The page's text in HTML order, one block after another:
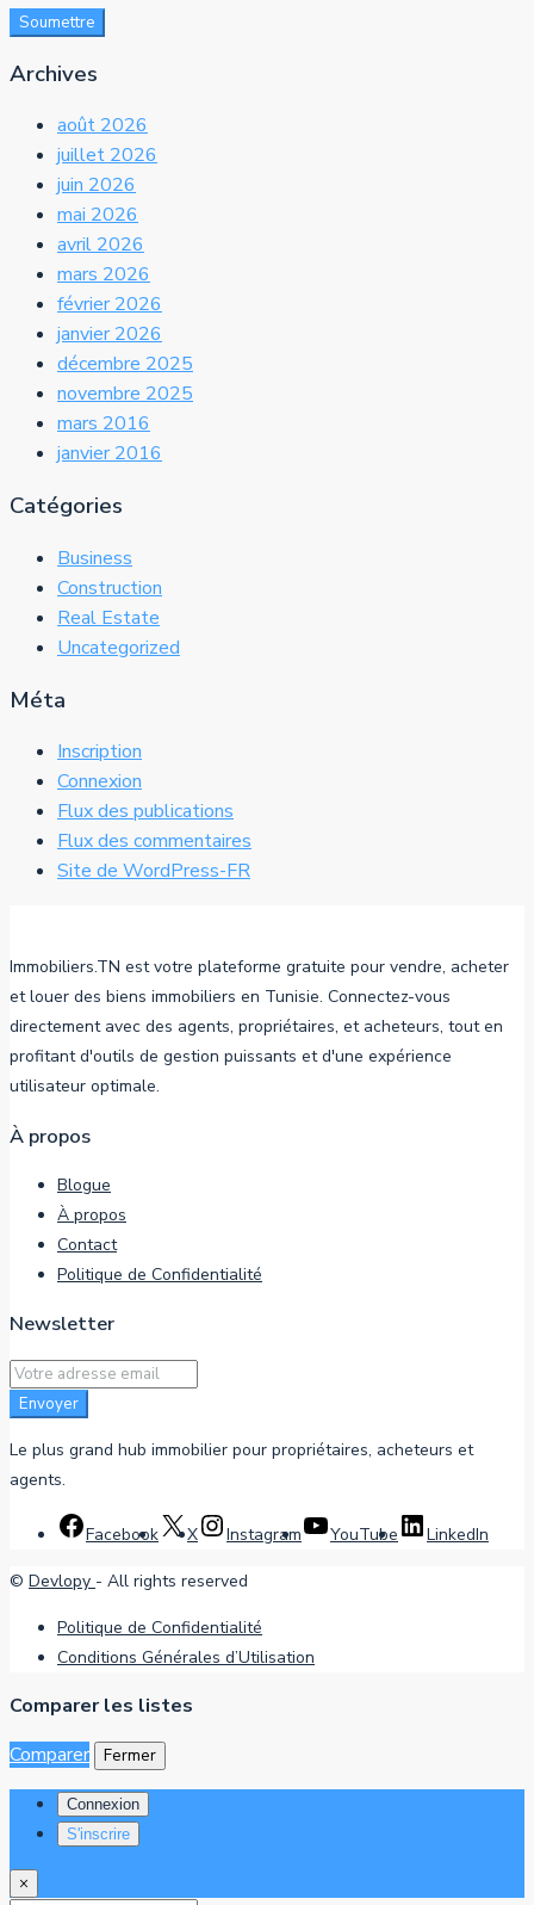
Soumettre
Archives
août 2026
juillet 2026
juin 2026
mai 2026
avril 2026
mars 2026
février 2026
janvier 2026
décembre 2025
novembre 2025
mars 2016
janvier 2016
Catégories
Business
Construction
Real Estate
Uncategorized
Méta
Inscription
Connexion
Flux des publications
Flux des commentaires
Site de WordPress-FR
Immobiliers.TN est votre plateforme gratuite pour vendre, acheter
et louer des biens immobiliers en Tunisie. Connectez-vous
directement avec des agents, propriétaires, et acheteurs, tout en
profitant d'outils de gestion puissants et d'une expérience
utilisateur optimale.
À propos
Blogue
À propos
Contact
Politique de Confidentialité
Newsletter
Envoyer
Le plus grand hub immobilier pour propriétaires, acheteurs et
agents.
Facebook X Instagram YouTube LinkedIn
© Devlopy - All rights reserved
Politique de Confidentialité
Conditions Générales d’Utilisation
Comparer les listes
Comparer
Fermer
Connexion
S'inscrire
×